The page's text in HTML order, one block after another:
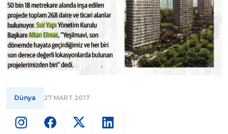
Dünya 27 MART 2017